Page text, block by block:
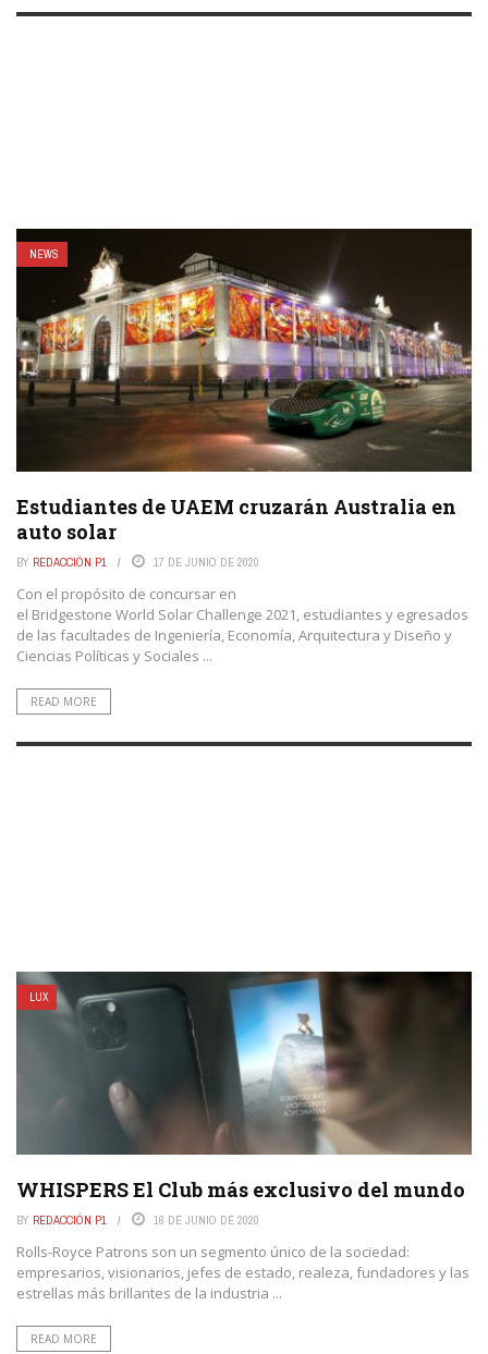
NEWS
Estudiantes de UAEM cruzarán Australia en
auto solar
BY REDACCIÓN P1 17 DE JUNIO DE 2020
Con el propósito de concursar en
el Bridgestone World Solar Challenge 2021, estudiantes y egresados
de las facultades de Ingeniería, Economía, Arquitectura y Diseño y
Ciencias Políticas y Sociales ...
READ MORE
LUX
WHISPERS El Club más exclusivo del mundo
BY REDACCIÓN P1 16 DE JUNIO DE 2020
Rolls-Royce Patrons son un segmento único de la sociedad:
empresarios, visionarios, jefes de estado, realeza, fundadores y las
estrellas más brillantes de la industria ...
READ MORE